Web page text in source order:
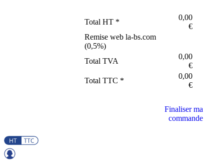
Total HT *
0,00
€
Remise web la-bs.com
(0,5%)
Total TVA
0,00
€
Total TTC *
0,00
€
Finaliser ma
commande